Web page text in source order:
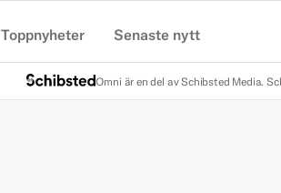
Toppnyheter Senaste nytt
Omni är en del av Schibsted Media.